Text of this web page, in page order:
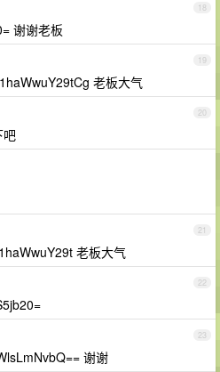
18
谢谢老板
19
老板大气
20
吧
21
老板大气
22
23
谢谢